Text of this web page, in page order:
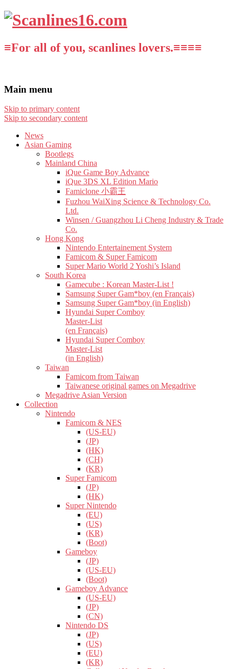
≡For all of you, scanlines lovers.≡≡≡≡
Main menu
Skip to primary content
Skip to secondary content
News
Asian Gaming
Bootlegs
Mainland China
iQue Game Boy Advance
iQue 3DS XL Edition Mario
Famiclone 小霸王
Fuzhou WaiXing Science & Technology Co.
Ltd.
Winsen / Guangzhou Li Cheng Industry & Trade
Co.
Hong Kong
Nintendo Entertainement System
Famicom & Super Famicom
Super Mario World 2 Yoshi’s Island
South Korea
Gamecube : Korean Master-List !
Samsung Super Gam*boy (en Français)
Samsung Super Gam*boy (in English)
Hyundai Super Comboy
Master-List
(en Français)
Hyundai Super Comboy
Master-List
(in English)
Taiwan
Famicom from Taiwan
Taiwanese original games on Megadrive
Megadrive Asian Version
Collection
Nintendo
Famicom & NES
(US-EU)
(JP)
(HK)
(CH)
(KR)
Super Famicom
(JP)
(HK)
Super Nintendo
(EU)
(US)
(KR)
(Boot)
Gameboy
(JP)
(US-EU)
(Boot)
Gameboy Advance
(US-EU)
(JP)
(CN)
Nintendo DS
(JP)
(US)
(EU)
(KR)